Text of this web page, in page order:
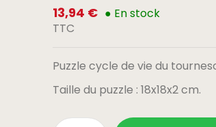
13,94 € ● En stock
TTC
Puzzle cycle de vie du
Taille du puzzle : 18x18x2 cm.